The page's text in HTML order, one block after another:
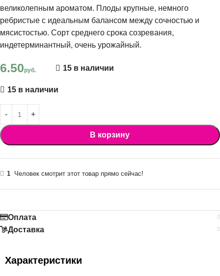
великолепным ароматом. Плоды крупные, немного
ребристые с идеальным балансом между сочностью и
мясистостью. Сорт среднего срока созревания,
индетерминантный, очень урожайный.
6.50руб. 15 в наличии
15 в наличии
В корзину
1 Человек смотрит этот товар прямо сейчас!
Оплата
Доставка
Характеристики